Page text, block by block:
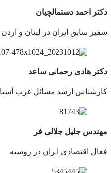
دکتر احمد دستمالچیان
سفیر سابق ایران در لبنان و اردن
دکتر هادی رحمانی ساعد
کارشناس ارشد مسائل غرب آسیا
مهندس جلیل جلالی فر
فعال اقتصادی ایران در روسیه